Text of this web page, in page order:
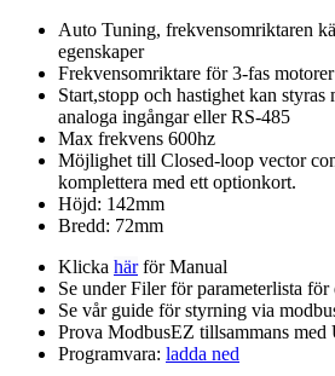
Auto Tuning, frekvensomriktaren
egenskaper
Frekvensomriktare för 3-fas motorer
Start,stopp och hastighet kan
analoga ingångar eller RS-485
Max frekvens 600hz
Möjlighet till Closed-loop vector
komplettera med ett optionkort.
Höjd: 142mm
Bredd: 72mm
Klicka härför Manual
Se under Filer för parameterlista
Se vår guide för styrning via
Prova ModbusEZ tillsammans
Programvara: ladda ned